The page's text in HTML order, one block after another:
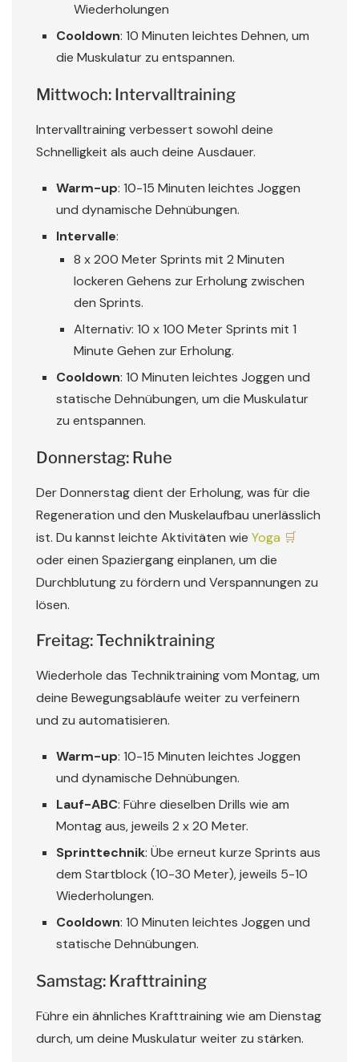
Wiederholungen
Cooldown: 10 Minuten leichtes Dehnen, um
die Muskulatur zu entspannen.
Mittwoch: Intervalltraining
Intervalltraining verbessert sowohl deine
Schnelligkeit als auch deine Ausdauer.
Warm-up: 10-15 Minuten leichtes Joggen
und dynamische Dehnübungen.
Intervalle:
8 x 200 Meter Sprints mit 2 Minuten
lockeren Gehens zur Erholung zwischen
den Sprints.
Alternativ: 10 x 100 Meter Sprints mit 1
Minute Gehen zur Erholung.
Cooldown: 10 Minuten leichtes Joggen und
statische Dehnübungen, um die Muskulatur
zu entspannen.
Donnerstag: Ruhe
Der Donnerstag dient der Erholung, was für die
Regeneration und den Muskelaufbau unerlässlich
ist. Du kannst leichte Aktivitäten wie Yoga
oder einen Spaziergang einplanen, um die
Durchblutung zu fördern und Verspannungen zu
lösen.
Freitag: Techniktraining
Wiederhole das Techniktraining vom Montag, um
deine Bewegungsabläufe weiter zu verfeinern
und zu automatisieren.
Warm-up: 10-15 Minuten leichtes Joggen
und dynamische Dehnübungen.
Lauf-ABC: Führe dieselben Drills wie am
Montag aus, jeweils 2 x 20 Meter.
Sprinttechnik: Übe erneut kurze Sprints aus
dem Startblock (10-30 Meter), jeweils 5-10
Wiederholungen.
Cooldown: 10 Minuten leichtes Joggen und
statische Dehnübungen.
Samstag: Krafttraining
Führe ein ähnliches Krafttraining wie am Dienstag
durch, um deine Muskulatur weiter zu stärken.